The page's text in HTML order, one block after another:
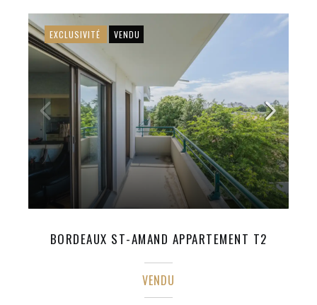
EXCLUSIVITÉ VENDU
BORDEAUX ST-AMAND APPARTEMENT T2
VENDU